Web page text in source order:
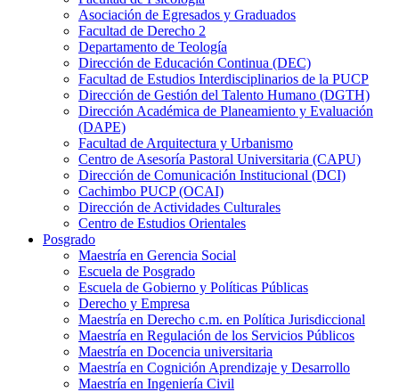
Asociación de Egresados y Graduados
Facultad de Derecho 2
Departamento de Teología
Dirección de Educación Continua (DEC)
Facultad de Estudios Interdisciplinarios de la PUCP
Dirección de Gestión del Talento Humano (DGTH)
Dirección Académica de Planeamiento y Evaluación
(DAPE)
Facultad de Arquitectura y Urbanismo
Centro de Asesoría Pastoral Universitaria (CAPU)
Dirección de Comunicación Institucional (DCI)
Cachimbo PUCP (OCAI)
Dirección de Actividades Culturales
Centro de Estudios Orientales
Posgrado
Maestría en Gerencia Social
Escuela de Posgrado
Escuela de Gobierno y Políticas Públicas
Derecho y Empresa
Maestría en Derecho c.m. en Política Jurisdiccional
Maestría en Regulación de los Servicios Públicos
Maestría en Docencia universitaria
Maestría en Cognición Aprendizaje y Desarrollo
Maestría en Ingeniería Civil